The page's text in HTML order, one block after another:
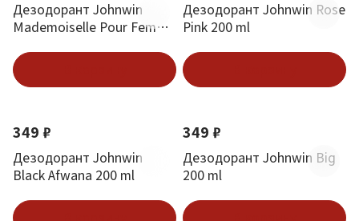
Дезодорант Johnwin
Mademoiselle Pour Femme
Дезодорант Johnwin Rose
Pink 200 ml
349 ₽
Дезодорант Johnwin
Black Afwana 200 ml
349 ₽
Дезодорант Johnwin Big
200 ml